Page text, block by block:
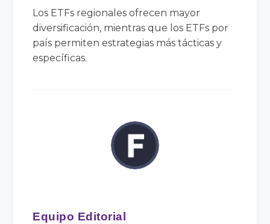
Los ETFs regionales ofrecen mayor
diversificación, mientras que los ETFs por
país permiten estrategias más tácticas y
específicas.
Equipo Editorial